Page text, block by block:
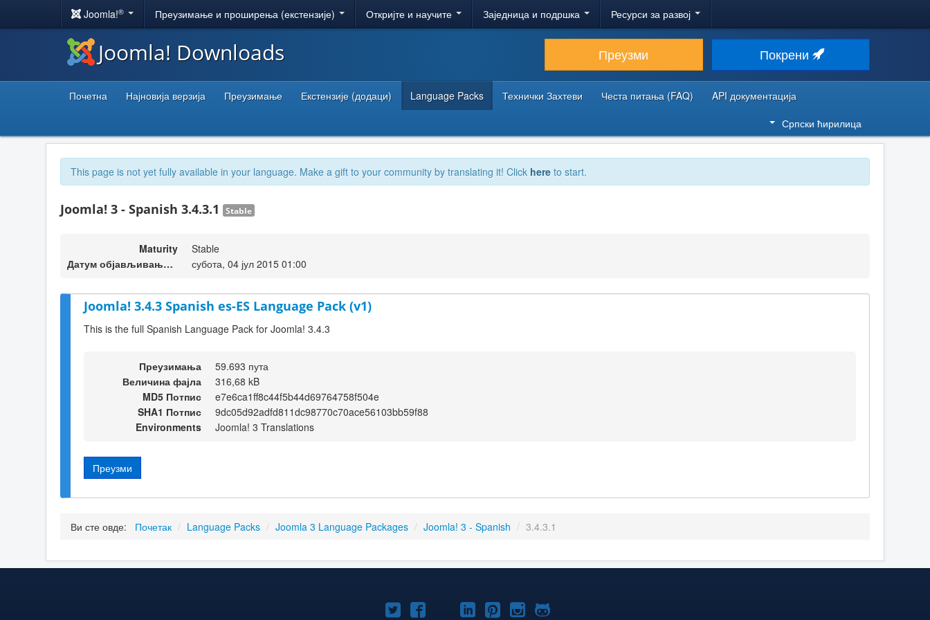
Joomla!® Преузимање и проширења (екстензије) Откријте и научите Заједница и подршка Ресурси за развој
Joomla! Downloads Преузми Покрени
Почетна Најновија верзија Преузимање Екстензије (додаци) Language Packs Технички Захтеви Честа питања (FAQ)
API документација
Српски ћирилица
This page is not yet fully available in your language. Make a gift to your community by translating it! Click here to start.
Joomla! 3 - Spanish 3.4.3.1 Stable
Maturity
Stable
Датум објављивања верзије
субота, 04 јул 2015 01:00
Joomla! 3.4.3 Spanish es-ES Language Pack (v1)
This is the full Spanish Language Pack for Joomla! 3.4.3
Преузимања
59.693 пута
Величина фајла
316,68 kB
MD5 Потпис
e7e6ca1ff8c44f5b44d69764758f504e
SHA1 Потпис
9dc05d92adfd811dc98770c70ace56103bb59f88
Environments
Joomla! 3 Translations
Преузми
Ви сте овде: Почетак / Language Packs / Joomla 3 Language Packages / Joomla! 3 - Spanish / 3.4.3.1
Joomla!Joomla!Joomla!
Joomla!Joomla!
Joomla!Joomla!